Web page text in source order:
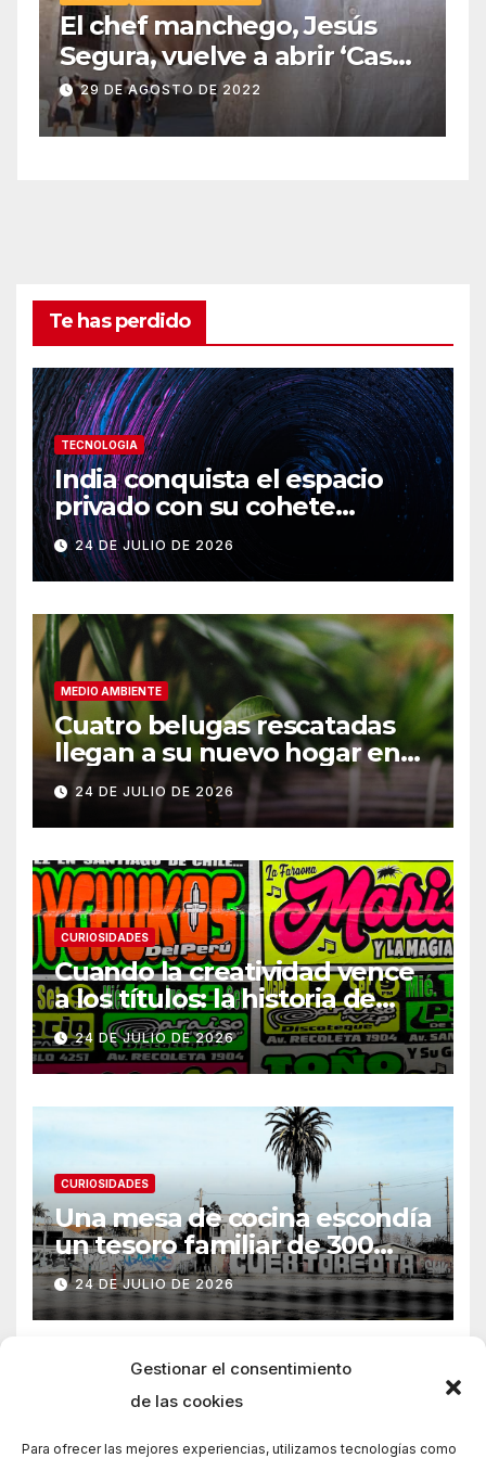
Gestionar el consentimiento
de las cookies
Para ofrecer las mejores experiencias, utilizamos tecnologías como
El chef manchego, Jesús
Segura, vuelve a abrir ‘Casas
Colgadas’, el restaurante
icónico de Cuenca
29 DE AGOSTO DE 2022
Te has perdido
TECNOLOGIA
India conquista el espacio
privado con su cohete
Vikram-1
24 DE JULIO DE 2026
MEDIO AMBIENTE
Cuatro belugas rescatadas
llegan a su nuevo hogar en
Chicago
24 DE JULIO DE 2026
CURIOSIDADES
Cuando la creatividad vence
a los títulos: la historia de
Armani
24 DE JULIO DE 2026
CURIOSIDADES
Una mesa de cocina escondía
un tesoro familiar de 300
años
24 DE JULIO DE 2026